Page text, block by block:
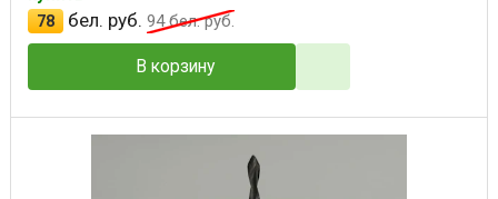
78
бел. руб. 94бел. руб.
В корзину